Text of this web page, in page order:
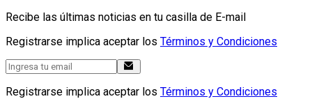
Recibe las últimas noticias en tu casilla de E-mail
Registrarse implica aceptar los Términos y Condiciones
Registrarse implica aceptar los Términos y Condiciones